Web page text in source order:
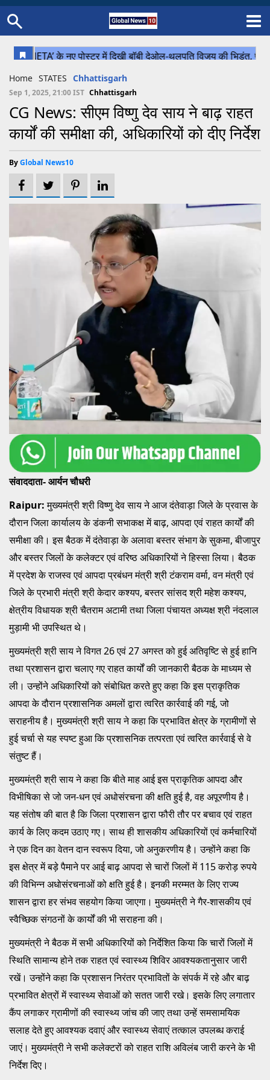
Uttar Pradesh
Chhattisgarh
Bihar
Cricket
Football
Home STATES Chhattisgarh
Sep 1, 2025, 21:00 IST Chhattisgarh
CG News: सीएम विष्णु देव साय ने बाढ़ राहत
कार्यों की समीक्षा की, अधिकारियों को दीए निर्देश
ByGlobal News10
संवाददाता- आर्यन चौधरी
Raipur:मुख्यमंत्री श्री विष्णु देव साय ने आज दंतेवाड़ा जिले के प्रवास के
दौरान जिला कार्यालय के डंकनी सभाकक्ष में बाढ़, आपदा एवं राहत कार्यों की
समीक्षा की। इस बैठक में दंतेवाड़ा के अलावा बस्तर संभाग के सुकमा, बीजापुर
और बस्तर जिलों के कलेक्टर एवं वरिष्ठ अधिकारियों ने हिस्सा लिया। बैठक
में प्रदेश के राजस्व एवं आपदा प्रबंधन मंत्री श्री टंकराम वर्मा, वन मंत्री एवं
जिले के प्रभारी मंत्री श्री केदार कश्यप, बस्तर सांसद श्री महेश कश्यप,
क्षेत्रीय विधायक श्री चैतराम अटामी तथा जिला पंचायत अध्यक्ष श्री नंदलाल
मुड़ामी भी उपस्थित थे।
मुख्यमंत्री श्री साय ने विगत 26 एवं 27 अगस्त को हुई अतिवृष्टि से हुई हानि
तथा प्रशासन द्वारा चलाए गए राहत कार्यों की जानकारी बैठक के माध्यम से
ली। उन्होंने अधिकारियों को संबोधित करते हुए कहा कि इस प्राकृतिक
आपदा के दौरान प्रशासनिक अमलों द्वारा त्वरित कार्रवाई की गई, जो
सराहनीय है। मुख्यमंत्री श्री साय ने कहा कि प्रभावित क्षेत्र के ग्रामीणों से
हुई चर्चा से यह स्पष्ट हुआ कि प्रशासनिक तत्परता एवं त्वरित कार्रवाई से वे
संतुष्ट हैं।
मुख्यमंत्री श्री साय ने कहा कि बीते माह आई इस प्राकृतिक आपदा और
विभीषिका से जो जन-धन एवं अधोसंरचना की क्षति हुई है, वह अपूरणीय है।
यह संतोष की बात है कि जिला प्रशासन द्वारा फौरी तौर पर बचाव एवं राहत
कार्य के लिए कदम उठाए गए। साथ ही शासकीय अधिकारियों एवं कर्मचारियों
ने एक दिन का वेतन दान स्वरूप दिया, जो अनुकरणीय है। उन्होंने कहा कि
इस क्षेत्र में बड़े पैमाने पर आई बाढ़ आपदा से चारों जिलों में 115 करोड़ रुपये
की विभिन्न अधोसंरचनाओं को क्षति हुई है। इनकी मरम्मत के लिए राज्य
शासन द्वारा हर संभव सहयोग किया जाएगा। मुख्यमंत्री ने गैर-शासकीय एवं
स्वैच्छिक संगठनों के कार्यों की भी सराहना की।
मुख्यमंत्री ने बैठक में सभी अधिकारियों को निर्देशित किया कि चारों जिलों में
स्थिति सामान्य होने तक राहत एवं स्वास्थ्य शिविर आवश्यकतानुसार जारी
रखें। उन्होंने कहा कि प्रशासन निरंतर प्रभावितों के संपर्क में रहे और बाढ़
प्रभावित क्षेत्रों में स्वास्थ्य सेवाओं को सतत जारी रखे। इसके लिए लगातार
कैंप लगाकर ग्रामीणों की स्वास्थ्य जांच की जाए तथा उन्हें समसामयिक
सलाह देते हुए आवश्यक दवाएं और स्वास्थ्य सेवाएं तत्काल उपलब्ध कराई
जाएं। मुख्यमंत्री ने सभी कलेक्टरों को राहत राशि अविलंब जारी करने के भी
निर्देश दिए।